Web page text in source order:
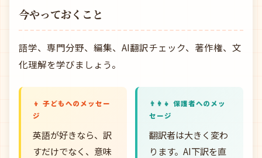
今やっておくこと
語学、専門分野、編集、AI翻訳チェック、著作権、文
化理解を学びましょう。
👦 子どもへのメッセー
ジ
英語が好きなら、訳
すだけでなく、意味
👨‍👩‍👧 保護者へのメッ
セージ
翻訳者は大きく変わ
ります。AI下訳を直